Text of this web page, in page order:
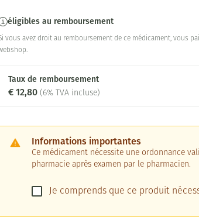
éligibles au remboursement
vous avez droit au remboursement de ce médicament, vous
Taux de remboursement
€ 12,80 (6% TVA incluse)
Informations importantes
Ce médicament nécessite une ordonnance
pharmacie après examen par le pharmacien.
Je comprends que ce produit